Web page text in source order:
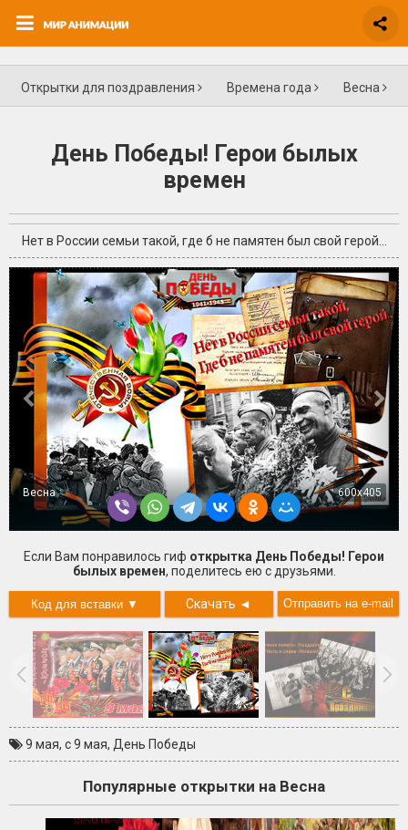
Открытки для поздравления Времена года Весна
День Победы! Герои былых
времен
Нет в России семьи такой, где б не памятен был свой герой...
+2
Весна 600x405
Если Вам понравилось гиф открытка День Победы! Герои
былых времен, поделитесь ею с друзьями.
Скачать ◄
9 мая, с 9 мая, День Победы
Популярные открытки на Весна